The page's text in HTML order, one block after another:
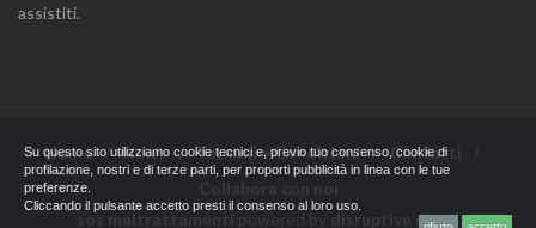
assistiti.
Home News Termini e Condizioni
Contatti
sos maltrattamenti
disruptive cloud
Su questo sito utilizziamo cookie tecnici e, previo tuo consenso, cookie di
profilazione, nostri e di terze parti, per proporti pubblicità in linea con le tue
preferenze.
Cliccando il pulsante accetto presti il consenso al loro uso.